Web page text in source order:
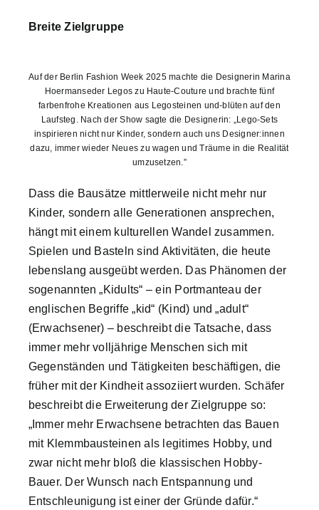
Breite Zielgruppe
Auf der Berlin Fashion Week 2025 machte die Designerin Marina
Hoermanseder Legos zu Haute-Couture und brachte fünf
farbenfrohe Kreationen aus Legosteinen und-blüten auf den
Laufsteg. Nach der Show sagte die Designerin: „Lego-Sets
inspirieren nicht nur Kinder, sondern auch uns Designer:innen
dazu, immer wieder Neues zu wagen und Träume in die Realität
umzusetzen.”
Dass die Bausätze mittlerweile nicht mehr nur
Kinder, sondern alle Generationen ansprechen,
hängt mit einem kulturellen Wandel zusammen.
Spielen und Basteln sind Aktivitäten, die heute
lebenslang ausgeübt werden. Das Phänomen der
sogenannten „Kidults“ – ein Portmanteau der
englischen Begriffe „kid“ (Kind) und „adult“
(Erwachsener) – beschreibt die Tatsache, dass
immer mehr volljährige Menschen sich mit
Gegenständen und Tätigkeiten beschäftigen, die
früher mit der Kindheit assoziiert wurden. Schäfer
beschreibt die Erweiterung der Zielgruppe so:
„Immer mehr Erwachsene betrachten das Bauen
mit Klemmbausteinen als legitimes Hobby, und
zwar nicht mehr bloß die klassischen Hobby-
Bauer. Der Wunsch nach Entspannung und
Entschleunigung ist einer der Gründe dafür.“